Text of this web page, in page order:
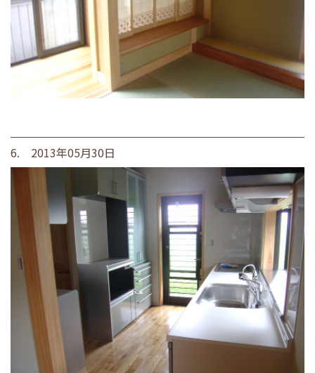
6. 2013年05月30日